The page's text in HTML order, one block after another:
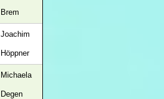
Brem
Joachim
Höppner
Michaela
Degen